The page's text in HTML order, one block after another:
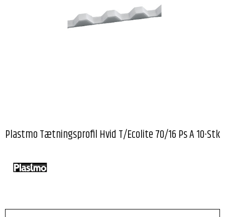
Plastmo Tætningsprofil Hvid T/Ecolite 70/16 Ps A 10-Stk